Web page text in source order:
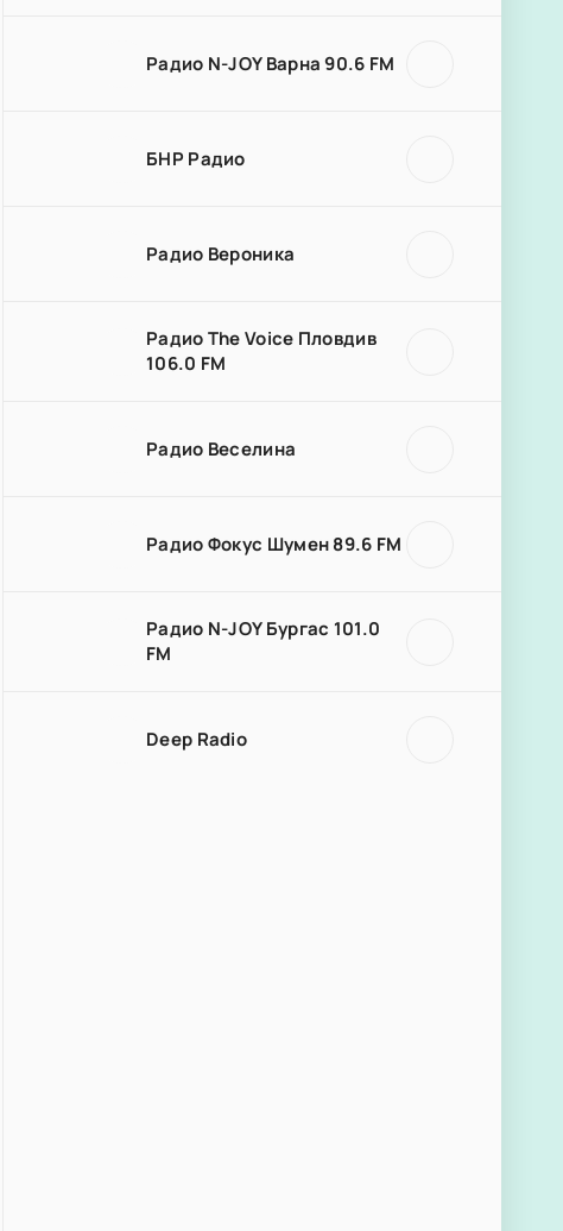
Радио N-JOY Варна 90.6 FM
БНР Радио
Радио Вероника
Радио The Voice Пловдив
106.0 FM
Радио Веселина
Радио Фокус Шумен 89.6 FM
Радио N-JOY Бургас 101.0
FM
Deep Radio